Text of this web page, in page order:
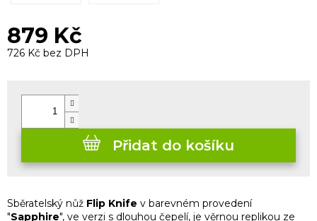
879 Kč
726 Kč bez DPH
Přidat do košíku
Sběratelský nůž Flip Knife v barevném provedení
"Sapphire", ve verzi s dlouhou čepelí, je věrnou replikou ze